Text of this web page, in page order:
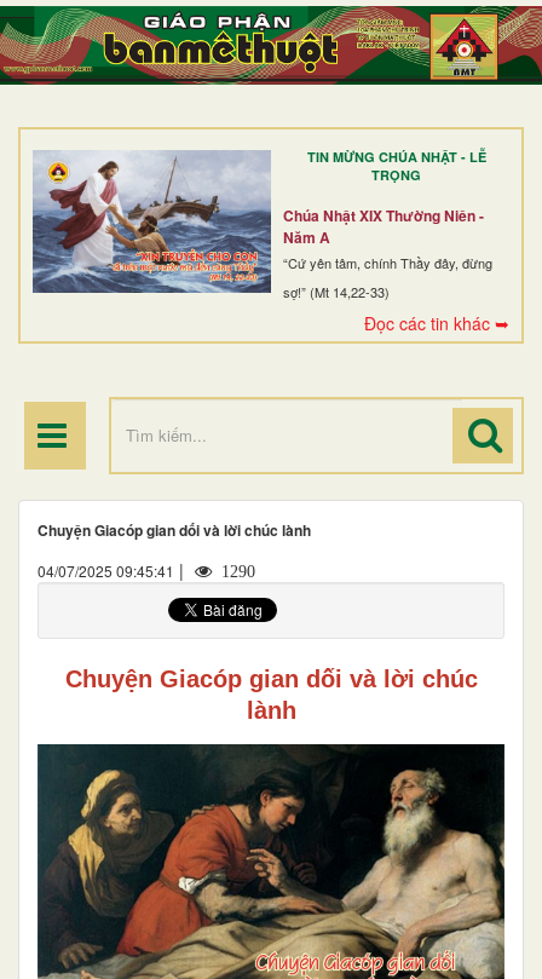
TIN MỪNG CHÚA NHẬT - LỄ
TRỌNG
Chúa Nhật XIX Thường Niên -
Năm A
“Cứ yên tâm, chính Thầy đây, đừng
sợ!” (Mt 14,22-33)
Đọc các tin khác ➥
TRANG NHẤT
GIỚI THIỆU
DÒNG TU
BAN MỤC VỤ
ĐOÀN THỂ CG
Chuyện Giacóp gian dối và lời chúc lành
04/07/2025 09:45:41 | 1290
Chuyện Giacóp gian dối và lời chúc
lành